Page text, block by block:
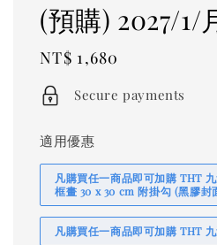
(預購) 2027/1/
Regular
price
NT$ 1,680
Secure payments
適用優惠
凡購買任一商品即可加購 THT
框畫 30 x 30 cm 附掛勾 (黑膠封
凡購買任一商品即可加購 THT